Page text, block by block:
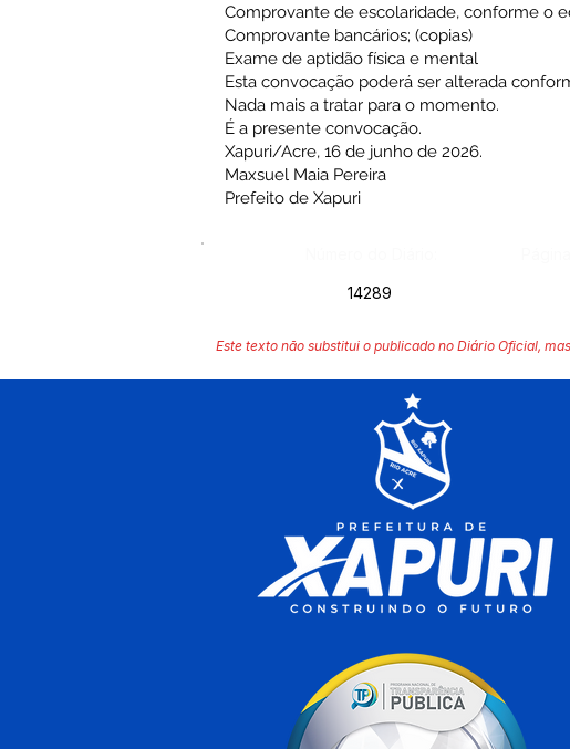
Comprovante de escolaridade, conforme o
Comprovante bancários; (copias)
Exame de aptidão física e mental
Esta convocação poderá ser alterada
Nada mais a tratar para o momento.
É a presente convocação.
Xapuri/Acre, 16 de junho de 2026.
Maxsuel Maia Pereira
Prefeito de Xapuri
14289
Este texto não substitui o publicado no Diário Oficial,